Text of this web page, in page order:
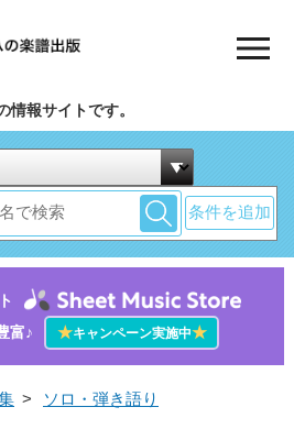
情報サイトです。
条件を追加
富♪
★キャンペーン実施中★
> ソロ・弾き語り